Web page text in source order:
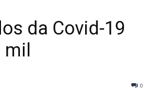
da Covid-19
0